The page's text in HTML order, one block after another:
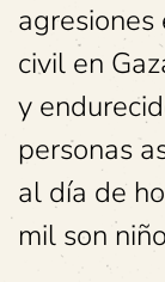
civil en
y
personas
al día de
mil son